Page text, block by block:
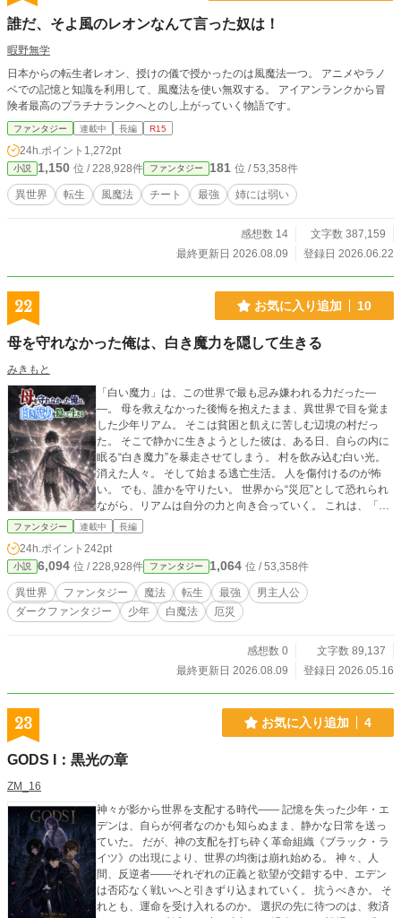
誰だ、そよ風のレオンなんて言った奴は！
暇野無学
日本からの転生者レオン、授けの儀で授かったのは風魔法一つ。 アニメやラノ
ベでの記憶と知識を利用して、風魔法を使い無双する。 アイアンランクから冒
険者最高のプラチナランクへとのし上がっていく物語です。
ファンタジー 連載中 長編 R15
24h.ポイント 1,272pt
小説 1,150 位 / 228,928件 ファンタジー 181 位 / 53,358件
異世界 転生 風魔法 チート 最強 姉には弱い
感想数 14
文字数 387,159
最終更新日 2026.08.09
登録日 2026.06.22
22 お気に入り追加 10
母を守れなかった俺は、白き魔力を隠して生きる
みきもと
「白い魔力」は、この世界で最も忌み嫌われる力だった―
―。 母を救えなかった後悔を抱えたまま、異世界で目を覚ま
した少年リアム。 そこは貧困と飢えに苦しむ辺境の村だっ
た。 そこで静かに生きようとした彼は、ある日、自らの内に
眠る“白き魔力”を暴走させてしまう。 村を飲み込む白い光。
消えた人々。 そして始まる逃亡生活。 人を傷付けるのが怖
い。 でも、誰かを守りたい。 世界から“災厄”として恐れられ
ながら、リアムは自分の力と向き合っていく。 これは、「化
け物」と呼ばれた少年が、それでも人として生きようとする
俺は、白き魔力を隠して生きる』
ファンタジー 連載中 長編
24h.ポイント 242pt
小説 6,094 位 / 228,928件 ファンタジー 1,064 位 / 53,358件
異世界 ファンタジー 魔法 転生 最強
男主人公
ダークファンタジー
少年 白魔法 厄災
感想数 0
文字数 89,137
最終更新日 2026.08.09
登録日 2026.05.16
23 お気に入り追加 4
GODS I：黒光の章
ZM_16
神々が影から世界を支配する時代―― 記憶を失った少年・エ
デンは、自らが何者なのかも知らぬまま、静かな日常を送っ
ていた。 だが、神の支配を打ち砕く革命組織《ブラック・ラ
イツ》の出現により、世界の均衡は崩れ始める。 神々、人
間、反逆者――それぞれの正義と欲望が交錯する中、エデン
は否応なく戦いへと引きずり込まれていく。 抗うべきか。 そ
れとも、運命を受け入れるのか。 選択の先に待つのは、救済